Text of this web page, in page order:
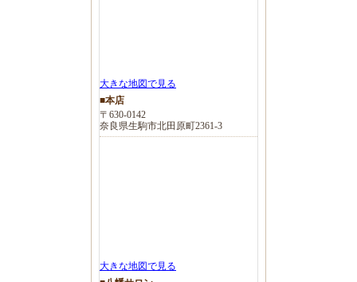
大きな地図で見る
■本店
〒630-0142
奈良県生駒市北田原町2361-3
大きな地図で見る